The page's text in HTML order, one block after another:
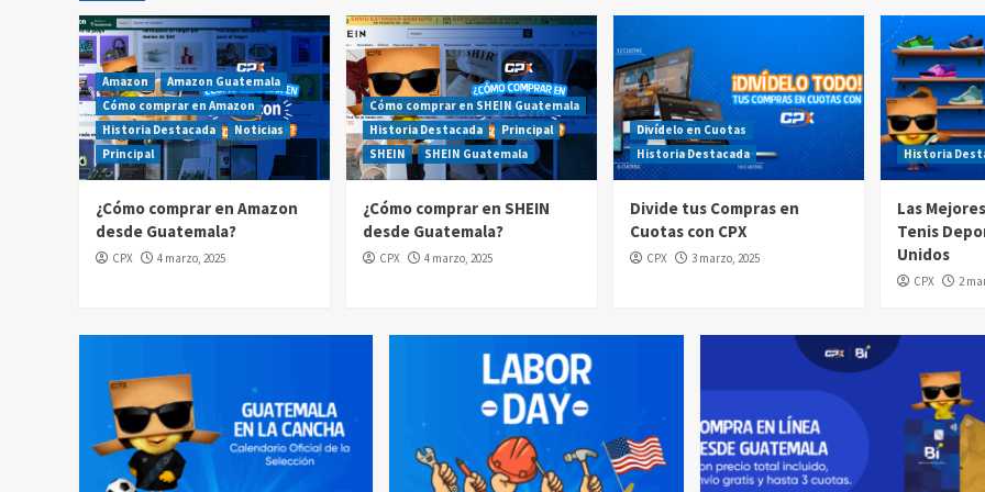
Amazon
Amazon Guatemala
Cómo comprar en Amazon
Historia Destacada
Noticias
Principal
¿Cómo comprar en Amazon
desde Guatemala?
CPX 4 marzo, 2025
Cómo comprar en SHEIN Guatemala
Historia Destacada
Principal
SHEIN
SHEIN Guatemala
¿Cómo comprar en SHEIN
desde Guatemala?
CPX 4 marzo, 2025
Divídelo en Cuotas
Historia Destacada
Divide tus Compras en
Cuotas con CPX
CPX 3 marzo, 2025
Historia
Las
Tenis
Unidos
CPX 2